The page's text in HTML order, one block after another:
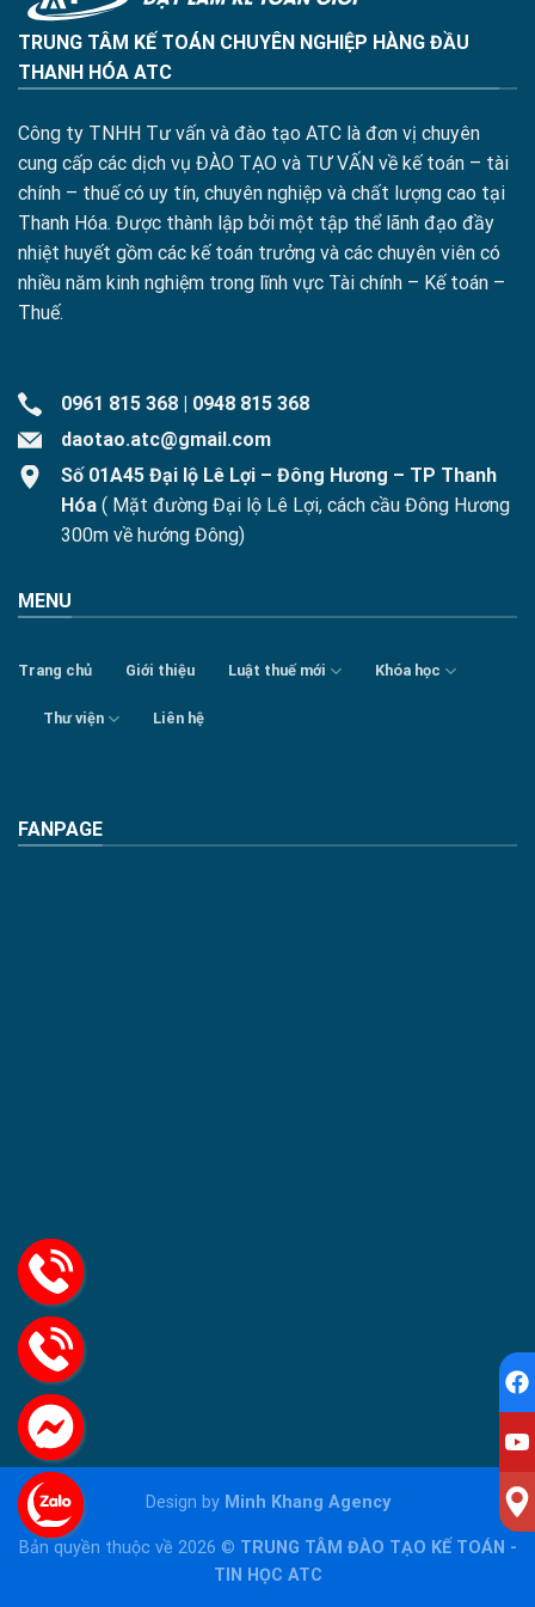
TRUNG TÂM KẾ TOÁN CHUYÊN NGHIỆP HÀNG ĐẦU
THANH HÓA ATC
Công ty TNHH Tư vấn và đào tạo ATC là đơn vị chuyên
cung cấp các dịch vụ ĐÀO TẠO và TƯ VẤN về kế toán – tài
chính – thuế có uy tín, chuyên nghiệp và chất lượng cao tại
Thanh Hóa. Được thành lập bởi một tập thể lãnh đạo đầy
nhiệt huyết gồm các kế toán trưởng và các chuyên viên có
nhiều năm kinh nghiệm trong lĩnh vực Tài chính – Kế toán –
Thuế.
0961 815 368 | 0948 815 368
daotao.atc@gmail.com
Số 01A45 Đại lộ Lê Lợi – Đông Hương – TP Thanh
Hóa ( Mặt đường Đại lộ Lê Lợi, cách cầu Đông Hương
300m về hướng Đông)
MENU
Trang chủ Giới thiệu Luật thuế mới Khóa học
Thư viện Liên hệ
FANPAGE
Design by Minh Khang Agency
Bản quyền thuộc về 2026 © TRUNG TÂM ĐÀO TẠO KẾ TOÁN -
TIN HỌC ATC